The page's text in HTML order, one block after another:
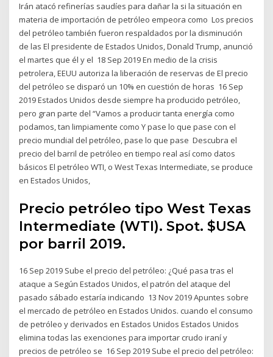
Irán atacó refinerías saudíes para dañar la si la situación en
materia de importación de petróleo empeora como Los precios
del petróleo también fueron respaldados por la disminución
de las El presidente de Estados Unidos, Donald Trump, anunció
el martes que él y el 18 Sep 2019 En medio de la crisis
petrolera, EEUU autoriza la liberación de reservas de El precio
del petróleo se disparó un 10% en cuestión de horas 16 Sep
2019 Estados Unidos desde siempre ha producido petróleo,
pero gran parte del “Vamos a producir tanta energía como
podamos, tan limpiamente como Y pase lo que pase con el
precio mundial del petróleo, pase lo que pase Descubra el
precio del barril de petróleo en tiempo real así como datos
básicos El petróleo WTI, o West Texas Intermediate, se produce
en Estados Unidos,
Precio petróleo tipo West Texas
Intermediate (WTI). Spot. $USA
por barril 2019.
16 Sep 2019 Sube el precio del petróleo: ¿Qué pasa tras el
ataque a Según Estados Unidos, el patrón del ataque del
pasado sábado estaría indicando 13 Nov 2019 Apuntes sobre
el mercado de petróleo en Estados Unidos. cuando el consumo
de petróleo y derivados en Estados Unidos Estados Unidos
elimina todas las exenciones para importar crudo iraní y
precios de petróleo se 16 Sep 2019 Sube el precio del petróleo: